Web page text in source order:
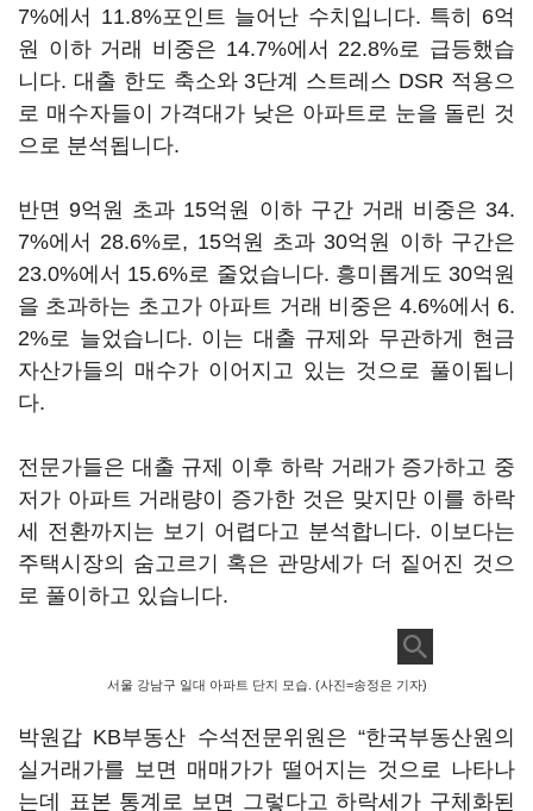
7%에서 11.8%포인트 늘어난 수치입니다. 특히 6억
원 이하 거래 비중은 14.7%에서 22.8%로 급등했습
니다. 대출 한도 축소와 3단계 스트레스 DSR 적용으
로 매수자들이 가격대가 낮은 아파트로 눈을 돌린 것
으로 분석됩니다.
반면 9억원 초과 15억원 이하 구간 거래 비중은 34.
7%에서 28.6%로, 15억원 초과 30억원 이하 구간은
23.0%에서 15.6%로 줄었습니다. 흥미롭게도 30억원
을 초과하는 초고가 아파트 거래 비중은 4.6%에서 6.
2%로 늘었습니다. 이는 대출 규제와 무관하게 현금
자산가들의 매수가 이어지고 있는 것으로 풀이됩니
다.
전문가들은 대출 규제 이후 하락 거래가 증가하고 중
저가 아파트 거래량이 증가한 것은 맞지만 이를 하락
세 전환까지는 보기 어렵다고 분석합니다. 이보다는
주택시장의 숨고르기 혹은 관망세가 더 짙어진 것으
로 풀이하고 있습니다.
서울 강남구 일대 아파트 단지 모습. (사진=송정은 기자)
박원갑 KB부동산 수석전문위원은 “한국부동산원의
실거래가를 보면 매매가가 떨어지는 것으로 나타나
는데 표본 통계로 보면 그렇다고 하락세가 구체화된